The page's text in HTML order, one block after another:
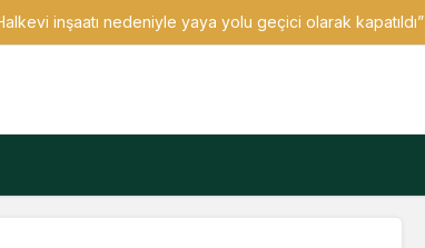
inşaatı nedeniyle yaya yolu geçici olarak kapatıldı”